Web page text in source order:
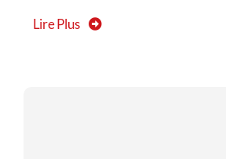
Lire Plus